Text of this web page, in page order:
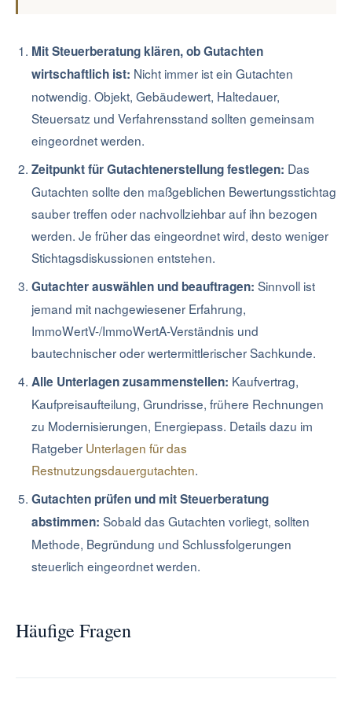
Mit Steuerberatung klären, ob Gutachten
wirtschaftlich ist: Nicht immer ist ein Gutachten
notwendig. Objekt, Gebäudewert, Haltedauer,
Steuersatz und Verfahrensstand sollten gemeinsam
eingeordnet werden.
Zeitpunkt für Gutachtenerstellung festlegen: Das
Gutachten sollte den maßgeblichen Bewertungsstichtag
sauber treffen oder nachvollziehbar auf ihn bezogen
werden. Je früher das eingeordnet wird, desto weniger
Stichtagsdiskussionen entstehen.
Gutachter auswählen und beauftragen: Sinnvoll ist
jemand mit nachgewiesener Erfahrung,
ImmoWertV-/ImmoWertA-Verständnis und
bautechnischer oder wertermittlerischer Sachkunde.
Alle Unterlagen zusammenstellen: Kaufvertrag,
Kaufpreisaufteilung, Grundrisse, frühere Rechnungen
zu Modernisierungen, Energiepass. Details dazu im
Ratgeber Unterlagen für das
Restnutzungsdauergutachten.
Gutachten prüfen und mit Steuerberatung
abstimmen: Sobald das Gutachten vorliegt, sollten
Methode, Begründung und Schlussfolgerungen
steuerlich eingeordnet werden.
Häufige Fragen